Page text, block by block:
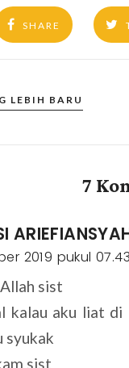
SHARE
LEBIH BARU
7
2019 pukul 07.43
sist
kalau aku liat
syukak
sist